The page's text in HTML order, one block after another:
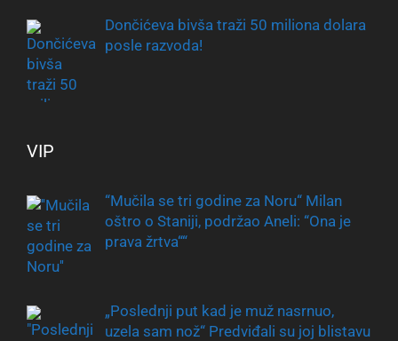
Dončićeva bivša traži 50 miliona dolara
posle razvoda!
VIP
“Mučila se tri godine za Noru“ Milan
oštro o Staniji, podržao Aneli: “Ona je
prava žrtva““
„Poslednji put kad je muž nasrnuo,
uzela sam nož“ Predviđali su joj blistavu